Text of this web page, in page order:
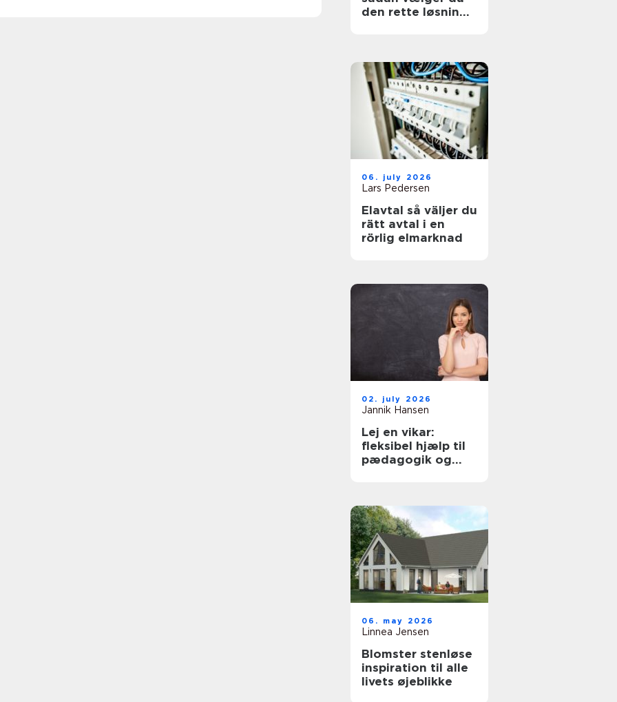
den rette løsning
06. july 2026
Lars Pedersen
Elavtal så väljer du
rätt avtal i en
rörlig elmarknad
02. july 2026
Jannik Hansen
Lej en vikar:
fleksibel hjælp til
pædagogik og
06. may 2026
Linnea Jensen
Blomster stenløse
inspiration til alle
livets øjeblikke